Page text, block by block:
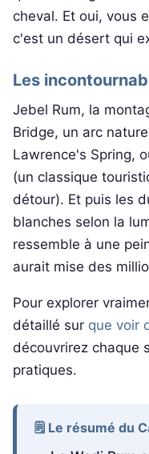
cheval. Et oui, vous
c'est un désert qui
Les
Jebel Rum, la
Bridge, un arc
Lawrence's Spring,
(un classique
détour). Et puis les
blanches selon la
ressemble à une
aurait mise des
Pour explorer
détaillé sur que voir
découvrirez chaque
pratiques.
🗒️ Le résumé du